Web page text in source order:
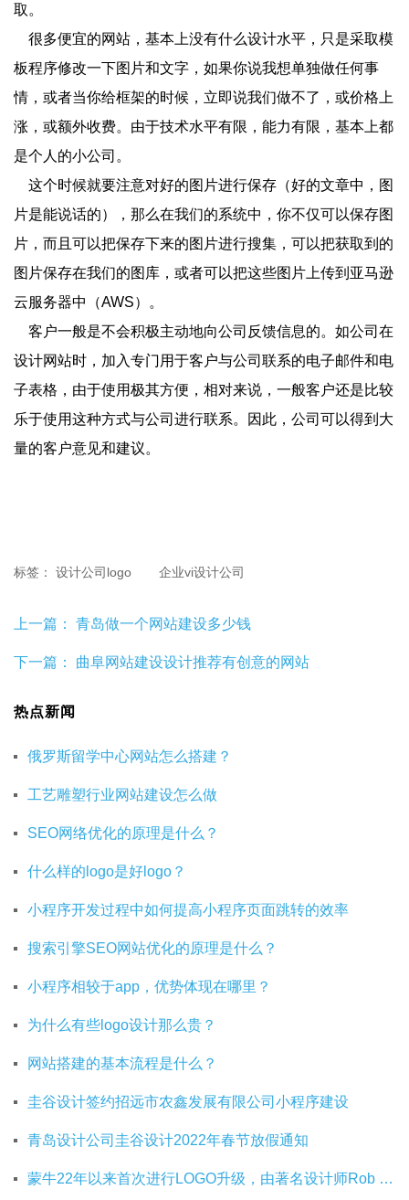
取。
很多便宜的网站，基本上没有什么设计水平，只是采取模
板程序修改一下图片和文字，如果你说我想单独做任何事
情，或者当你给框架的时候，立即说我们做不了，或价格上
涨，或额外收费。由于技术水平有限，能力有限，基本上都
是个人的小公司。
这个时候就要注意对好的图片进行保存（好的文章中，图
片是能说话的），那么在我们的系统中，你不仅可以保存图
片，而且可以把保存下来的图片进行搜集，可以把获取到的
图片保存在我们的图库，或者可以把这些图片上传到亚马逊
云服务器中（AWS）。
客户一般是不会积极主动地向公司反馈信息的。如公司在
设计网站时，加入专门用于客户与公司联系的电子邮件和电
子表格，由于使用极其方便，相对来说，一般客户还是比较
乐于使用这种方式与公司进行联系。因此，公司可以得到大
量的客户意见和建议。
标签： 设计公司logo 企业vi设计公司
上一篇： 青岛做一个网站建设多少钱
下一篇： 曲阜网站建设设计推荐有创意的网站
热点新闻
俄罗斯留学中心网站怎么搭建？
工艺雕塑行业网站建设怎么做
SEO网络优化的原理是什么？
什么样的logo是好logo？
小程序开发过程中如何提高小程序页面跳转的效率
搜索引擎SEO网站优化的原理是什么？
小程序相较于app，优势体现在哪里？
为什么有些logo设计那么贵？
网站搭建的基本流程是什么？
圭谷设计签约招远市农鑫发展有限公司小程序建设
青岛设计公司圭谷设计2022年春节放假通知
蒙牛22年以来首次进行LOGO升级，由著名设计师Rob Janoff操刀